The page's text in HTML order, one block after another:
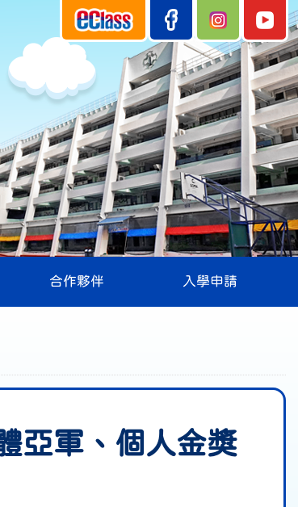
合作夥伴 入學申請
亞軍、個人金獎